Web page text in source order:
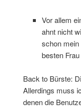
Vor allem
ahnt nicht
schon mein
besten
Back to Bürste:
Allerdings muss
denen die